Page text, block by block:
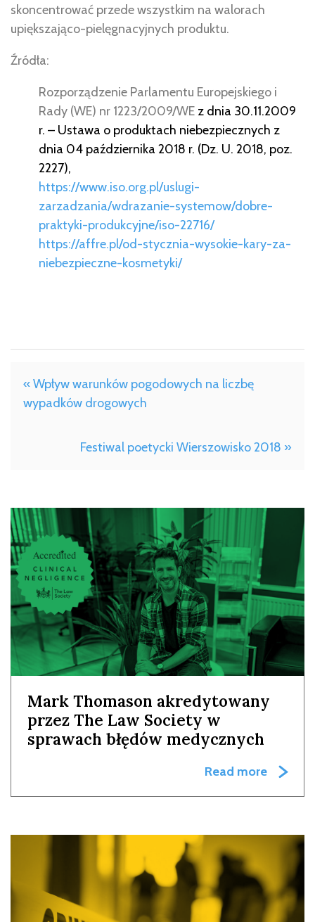
skoncentrować przede wszystkim na walorach
upiększająco-pielęgnacyjnych produktu.
Źródła:
Rozporządzenie Parlamentu Europejskiego i
Rady (WE) nr 1223/2009/WE z dnia 30.11.2009
r. – Ustawa o produktach niebezpiecznych z
dnia 04 października 2018 r. (Dz. U. 2018, poz.
2227),
https://www.iso.org.pl/uslugi-
zarzadzania/wdrazanie-systemow/dobre-
praktyki-produkcyjne/iso-22716/
https://affre.pl/od-stycznia-wysokie-kary-za-
niebezpieczne-kosmetyki/
« Wpływ warunków pogodowych na liczbę
wypadków drogowych
Festiwal poetycki Wierszowisko 2018 »
Mark Thomason akredytowany
przez The Law Society w
sprawach błędów medycznych
Read more